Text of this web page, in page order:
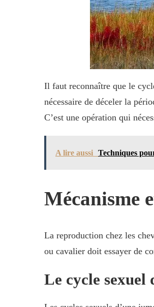
Il faut reconnaître que le
nécessaire de déceler la
C’est une opération qui
A lire aussi Techniques
Mécanisme
La reproduction chez les
ou cavalier doit essayer de
Le cycle sexuel